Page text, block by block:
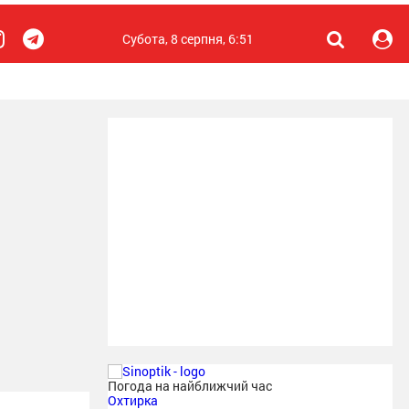
Субота, 8 серпня, 6:51
Погода на найближчий час
Охтирка